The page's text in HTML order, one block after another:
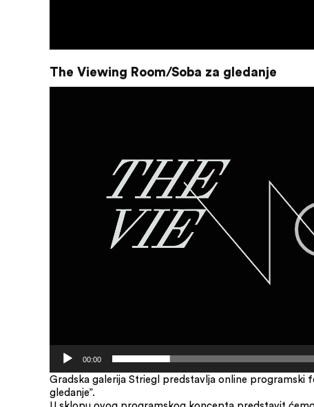
The Viewing Room/Soba za gledanje
00:00
Gradska galerija Striegl predstavlja online programski
gledanje”.